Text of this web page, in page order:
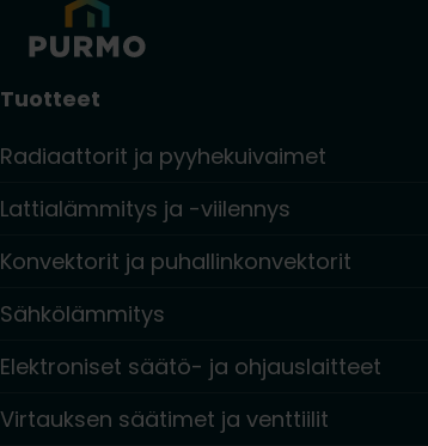
Tuotteet
Radiaattorit ja pyyhekuivaimet
Lattialämmitys ja -viilennys
Konvektorit ja puhallinkonvektorit
Sähkölämmitys
Elektroniset säätö- ja ohjauslaitteet
Virtauksen säätimet ja venttiilit